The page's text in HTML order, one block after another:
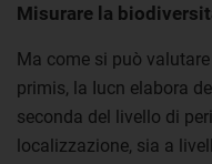
Misurare la
Ma come si può
primis, la Iucn elabora
seconda del livello di
localizzazione, sia a